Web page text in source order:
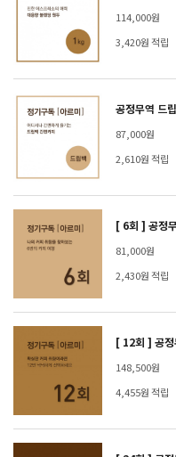
114,000원
3,420원 적립
공정무역 드
87,000원
2,610원 적립
[ 6회 ] 공정
81,000원
2,430원 적립
[ 12회 ] 공
148,500원
4,455원 적립